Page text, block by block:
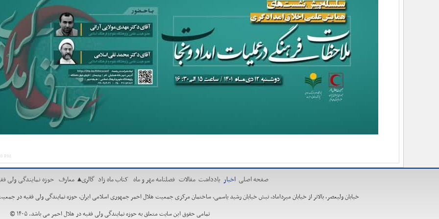
PM
صفحه اصلی اخبار یادداشت مقالات فصلنامه مهر و ماه کتاب ماه زاد گالری▴ معارف حوزه نمایندگی ولی
خیابان ولیعصر، بالاتر از خیابان میرداماد، نبش خیابان رشید یاسمی، ساختمان مرکزی جمعیت هلال احمر جمهوری اسلامی ایران، حوزه نمایندگی ولی فقیه در جمعیت هلال احمر. تلفن:88662730
تمامی حقوق این سایت متعلق به حوزه نمایندگی ولی فقیه در هلال احمر می باشد. ۱۴۰۵ ©